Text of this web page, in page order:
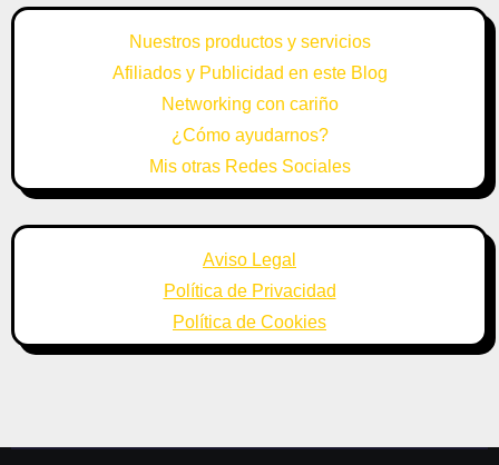
Nuestros productos y servicios
Afiliados y Publicidad en este Blog
Networking con cariño
¿Cómo ayudarnos?
Mis otras Redes Sociales
Aviso Legal
Política de Privacidad
Política de Cookies